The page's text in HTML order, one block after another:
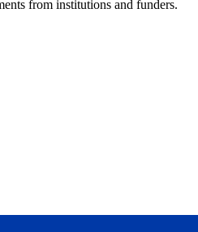
from institutions and funders.